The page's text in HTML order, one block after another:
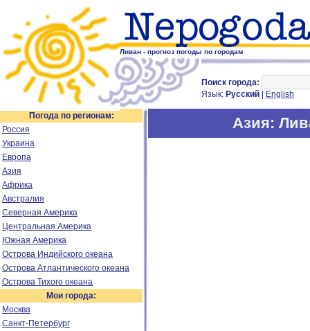
Ливан - прогноз погоды по городам
Поиск города:
Язык: Русский English
Погода по регионам:
Россия
Украина
Европа
Азия
Африка
Австралия
Северная Америка
Центральная Америка
Южная Америка
Острова Индийского океана
Острова Атлантического океана
Острова Тихого океана
Мои города:
Москва
Санкт-Петербург
Азия: